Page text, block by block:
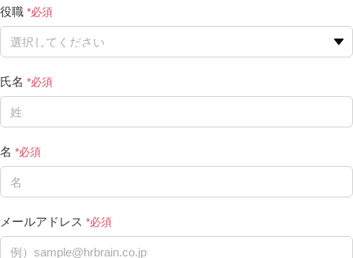
役職
氏名
名
メールアドレス